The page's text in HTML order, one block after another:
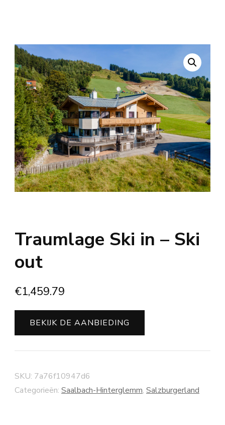
Traumlage Ski in – Ski
out
€1,459.79
BEKIJK DE AANBIEDING
SKU: 7a76f10947d6
Categorieën: Saalbach-Hinterglemm, Salzburgerland